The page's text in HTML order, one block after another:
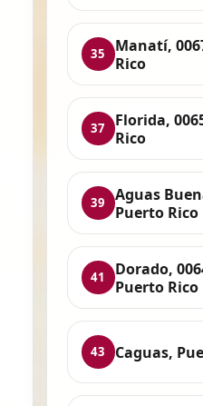
35
Manatí,
Rico
37
Florida,
Rico
39
Aguas
Puerto Rico
41
Dorado,
Puerto Rico
43 Caguas,